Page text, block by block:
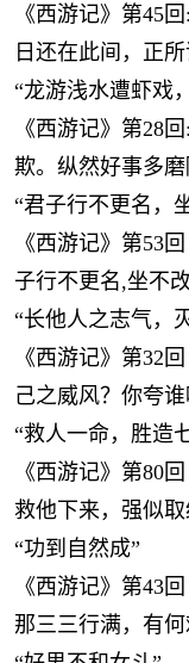
《西游记》第45
日还在此间，正
“龙游浅水遭虾戏
《西游记》第28
欺。纵然好事多
“君子行不更名，
《西游记》第53
子行不更名,坐不
“长他人之志气，
《西游记》第32
己之威风？你夸谁
“救人一命，胜造
《西游记》第80
救他下来，强似
“功到自然成”
《西游记》第43
那三三行满，有